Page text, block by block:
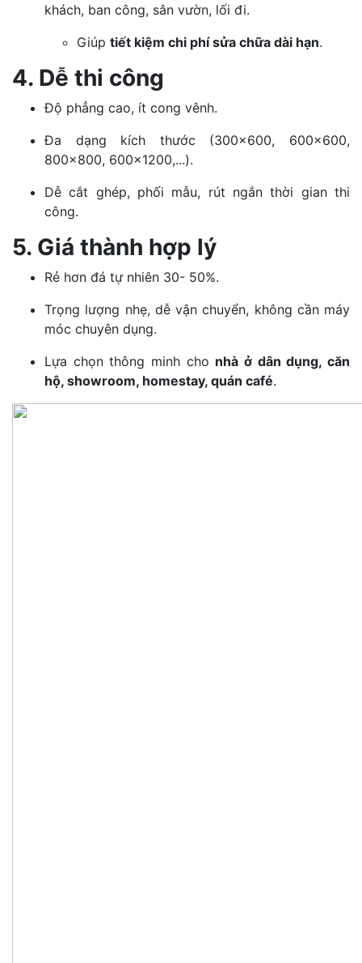
khách, ban công, sân vườn, lối đi.
Giúp tiết kiệm chi phí sửa chữa dài hạn.
4. Dễ thi công
Độ phẳng cao, ít cong vênh.
Đa dạng kích thước (300x600, 600x600,
800x800, 600x1200,...).
Dễ cắt ghép, phối mẫu, rút ngắn thời gian thi
công.
5. Giá thành hợp lý
Rẻ hơn đá tự nhiên 30- 50%.
Trọng lượng nhẹ, dễ vận chuyển, không cần máy
móc chuyên dụng.
Lựa chọn thông minh cho nhà ở dân dụng, căn
hộ, showroom, homestay, quán café.